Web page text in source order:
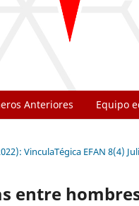
Anteriores Equipo
VinculaTégica EFAN 8(4)
entre